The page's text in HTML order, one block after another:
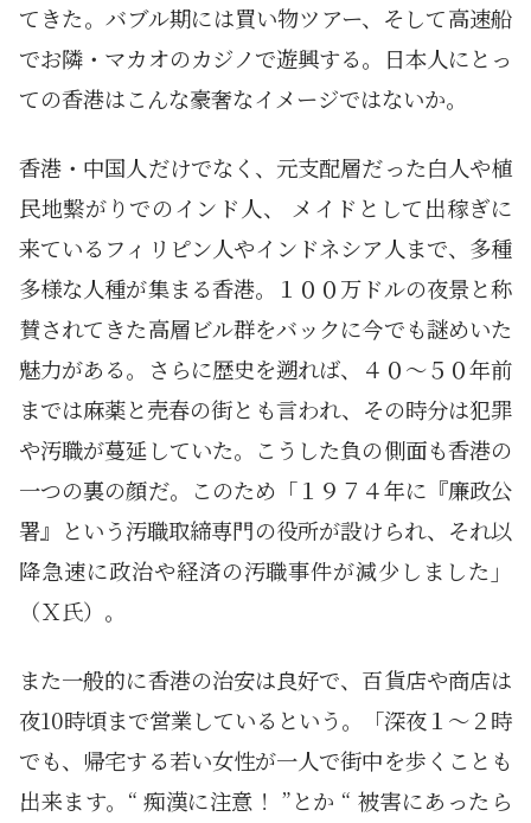
てきた。バブル期には買い物ツアー、そして高速船
でお隣・マカオのカジノで遊興する。日本人にとっ
ての香港はこんな豪奢なイメージではないか。
香港・中国人だけでなく、元支配層だった白人や植
民地繋がりでのインド人、 メイドとして出稼ぎに
来ているフィリピン人やインドネシア人まで、多種
多様な人種が集まる香港。１００万ドルの夜景と称
賛されてきた高層ビル群をバックに今でも謎めいた
魅力がある。さらに歴史を遡れば、４０～５０年前
までは麻薬と売春の街とも言われ、その時分は犯罪
や汚職が蔓延していた。こうした負の側面も香港の
一つの裏の顔だ。このため「１９７４年に『廉政公
署』という汚職取締専門の役所が設けられ、それ以
降急速に政治や経済の汚職事件が減少しました」
（Ｘ氏）。
また一般的に香港の治安は良好で、百貨店や商店は
夜10時頃まで営業しているという。「深夜１～２時
でも、帰宅する若い女性が一人で街中を歩くことも
出来ます。“ 痴漢に注意！ ”とか “ 被害にあったら